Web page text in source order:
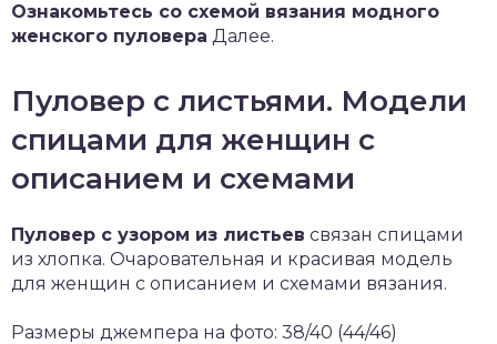
Ознакомьтесь со схемой вязания модного
женского пуловера Далее.
Пуловер с листьями. Модели
спицами для женщин с
описанием и схемами
Пуловер с узором из листьев связан спицами
из хлопка. Очаровательная и красивая модель
для женщин с описанием и схемами вязания.
Размеры джемпера на фото: 38/40 (44/46)